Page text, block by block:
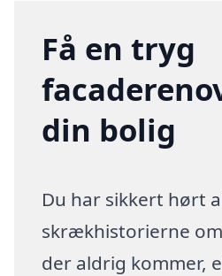
Få en tryg
din bolig
Du har sikkert hørt
skrækhistorierne
der aldrig kommer,